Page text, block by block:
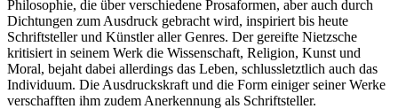
Philosophie, die über verschiedene Prosaformen, aber auch durch
Dichtungen zum Ausdruck gebracht wird, inspiriert bis heute
Schriftsteller und Künstler aller Genres. Der gereifte Nietzsche
kritisiert in seinem Werk die Wissenschaft, Religion, Kunst und
Moral, bejaht dabei allerdings das Leben, schlussletztlich auch das
Individuum. Die Ausdruckskraft und die Form einiger seiner Werke
verschafften ihm zudem Anerkennung als Schriftsteller.